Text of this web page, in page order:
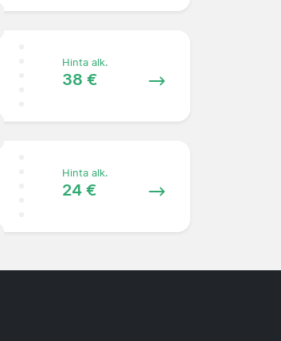
Hinta alk.
38 €
Hinta alk.
24 €